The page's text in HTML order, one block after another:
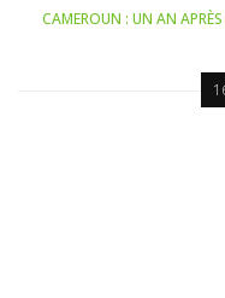
CAMEROUN : UN AN